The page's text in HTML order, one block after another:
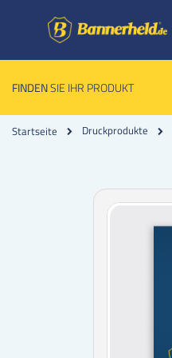
FINDENSIE IHR PRODUKT
Startseite Druckprodukte
Zum